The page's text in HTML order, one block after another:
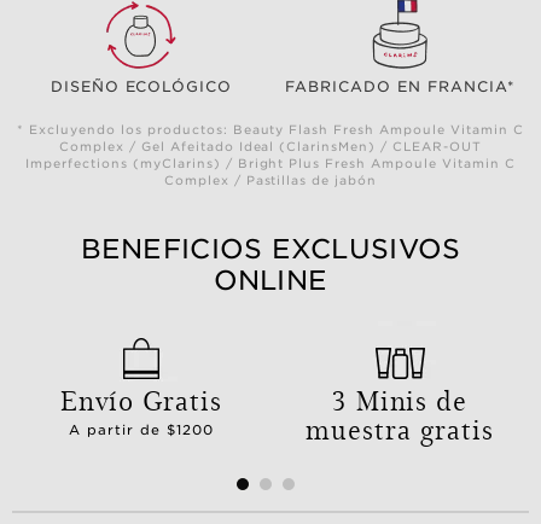
DISEÑO ECOLÓGICO FABRICADO EN FRANCIA*
* Excluyendo los productos: Beauty Flash Fresh Ampoule Vitamin C
Complex / Gel Afeitado Ideal (ClarinsMen) / CLEAR-OUT
Imperfections (myClarins) / Bright Plus Fresh Ampoule Vitamin C
Complex / Pastillas de jabón
BENEFICIOS EXCLUSIVOS
ONLINE
Envío Gratis
A partir de $1200
3 Minis de
muestra gratis